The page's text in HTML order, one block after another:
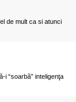
de mult ca si atunci
i “soarbă” inteligenţa